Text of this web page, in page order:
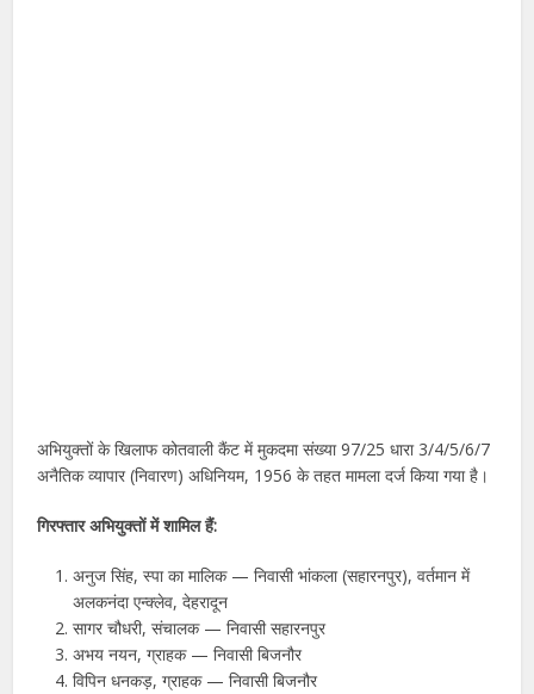
अभियुक्तों के खिलाफ कोतवाली कैंट में मुकदमा संख्या 97/25 धारा 3/4/5/6/7
अनैतिक व्यापार (निवारण) अधिनियम, 1956 के तहत मामला दर्ज किया गया है।
गिरफ्तार अभियुक्तों में शामिल हैं:
अनुज सिंह, स्पा का मालिक — निवासी भांकला (सहारनपुर), वर्तमान में
अलकनंदा एन्क्लेव, देहरादून
सागर चौधरी, संचालक — निवासी सहारनपुर
अभय नयन, ग्राहक — निवासी बिजनौर
विपिन धनकड़, ग्राहक — निवासी बिजनौर